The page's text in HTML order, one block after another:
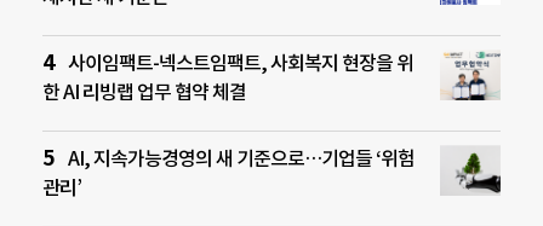
사이임팩트-넥스트임팩트, 사회복지 현장을 위
한 AI 리빙랩 업무 협약 체결
AI, 지속가능경영의 새 기준으로…기업들 ‘위험
관리’